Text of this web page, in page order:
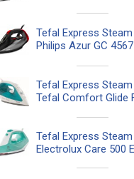
Philips Azur GC 4567